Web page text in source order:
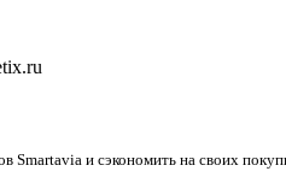
Smartavia и сэкономить на своих